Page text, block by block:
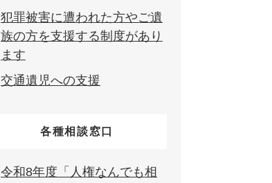
犯罪被害に遭われた方やご遺
族の方を支援する制度があり
ます
交通遺児への支援
各種相談窓口
令和8年度「人権なんでも相